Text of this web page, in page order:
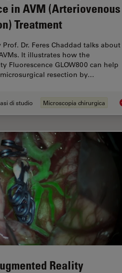
in AVM (Arteriovenous
Treatment
Dr. Feres Chaddad talks about
It illustrates how the
Fluorescence GLOW800 can help
resection by…
di studio Microscopia chirurgica
Reality